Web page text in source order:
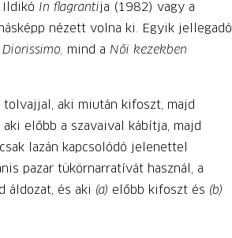
Ildikó In flagranti ja (1982) vagy a
nézett volna ki. Egyik jellegadó
Diorissimo, mind a Női kezekben
aki miután kifoszt, majd
előbb a szavaival kábítja, majd
lazán kapcsolódó jelenettel
pazar tükörnarratívát használ, a
áldozat, és aki (a) előbb kifoszt és (b)